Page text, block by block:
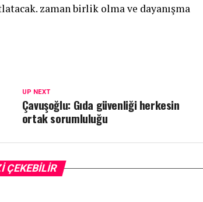
zaman birlik olma ve dayanışma
UP NEXT
Çavuşoğlu: Gıda güvenliği herkesin
ortak sorumluluğu
ÇEKEBİLİR